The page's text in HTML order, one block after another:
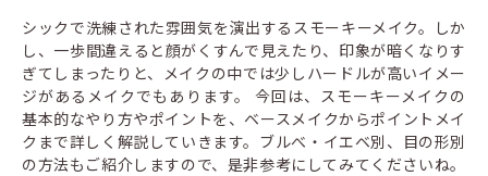
シックで洗練された雰囲気を演出するスモーキーメイク。しか
し、一歩間違えると顔がくすんで見えたり、印象が暗くなりす
ぎてしまったりと、メイクの中では少しハードルが高いイメー
ジがあるメイクでもあります。 今回は、スモーキーメイクの
基本的なやり方やポイントを、ベースメイクからポイントメイ
クまで詳しく解説していきます。ブルべ・イエベ別、目の形別
の方法もご紹介しますので、是非参考にしてみてくださいね。